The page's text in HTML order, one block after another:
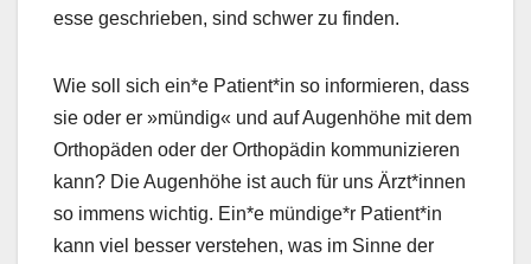
esse geschrieben, sind schw­er zu find­en.
Wie soll sich ein*e Patient*in so informieren, dass
sie oder er »mündig« und auf Augen­höhe mit dem
Orthopä­den oder der Orthopädin kom­mu­nizieren
kann? Die Augen­höhe ist auch für uns Ärzt*innen
so immens wichtig. Ein*e mündige*r Patient*in
kann viel bess­er ver­ste­hen, was im Sinne der